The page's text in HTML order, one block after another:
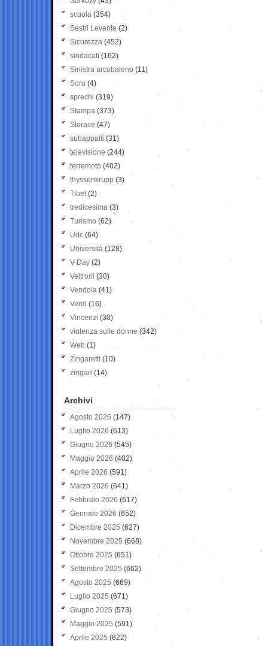
scuola (354)
Sestri Levante (2)
Sicurezza (452)
sindacati (162)
Sinistra arcobaleno (11)
Soru (4)
sprechi (319)
Stampa (373)
Storace (47)
subappalti (31)
televisione(244)
terremoto (402)
thyssenkrupp (3)
Tibet(2)
tredicesima (3)
Turismo (62)
Udc (64)
Università (128)
V-Day (2)
Veltroni (30)
Vendola (41)
Verdi (16)
Vincenzi (30)
violenza sulle donne (342)
Web (1)
Zingaretti (10)
zingari (14)
Archivi
Agosto 2026 (147)
Luglio 2026 (613)
Giugno 2026 (545)
Maggio 2026 (402)
Aprile 2026 (591)
Marzo 2026 (641)
Febbraio 2026 (617)
Gennaio 2026 (652)
Dicembre 2025 (627)
Novembre 2025 (668)
Ottobre 2025 (651)
Settembre 2025 (662)
Agosto 2025 (669)
Luglio 2025 (671)
Giugno 2025 (573)
Maggio 2025 (591)
Aprile 2025 (622)